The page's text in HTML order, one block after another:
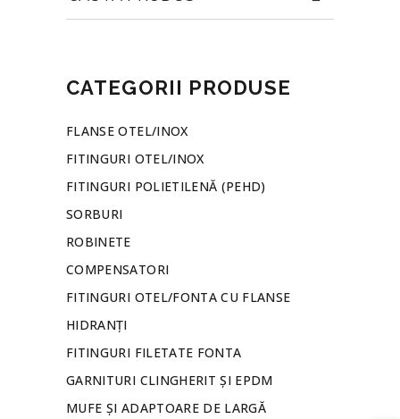
CATEGORII PRODUSE
FLANSE OTEL/INOX
FITINGURI OTEL/INOX
FITINGURI POLIETILENĂ (PEHD)
SORBURI
ROBINETE
COMPENSATORI
FITINGURI OTEL/FONTA CU FLANSE
HIDRANȚI
FITINGURI FILETATE FONTA
GARNITURI CLINGHERIT ȘI EPDM
MUFE ȘI ADAPTOARE DE LARGĂ